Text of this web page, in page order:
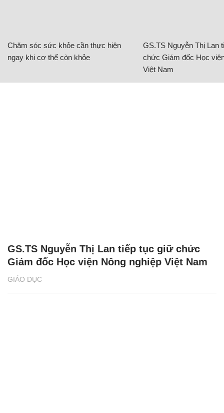
Chăm sóc sức khỏe cần thực hiện
ngay khi cơ thể còn khỏe
GS.TS Nguyễn Thị Lan
chức Giám đốc Học
Việt Nam
GIÁO DỤC
GS.TS Nguyễn Thị Lan tiếp tục giữ chức
Giám đốc Học viện Nông nghiệp Việt Nam